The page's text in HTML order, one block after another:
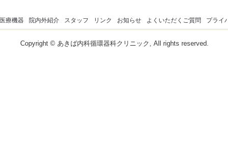
医療機器 院内外紹介 スタッフ リンク お知らせ よくいただくご質問 プライ
Copyright © あきば内科循環器科クリニック, All rights reserved.